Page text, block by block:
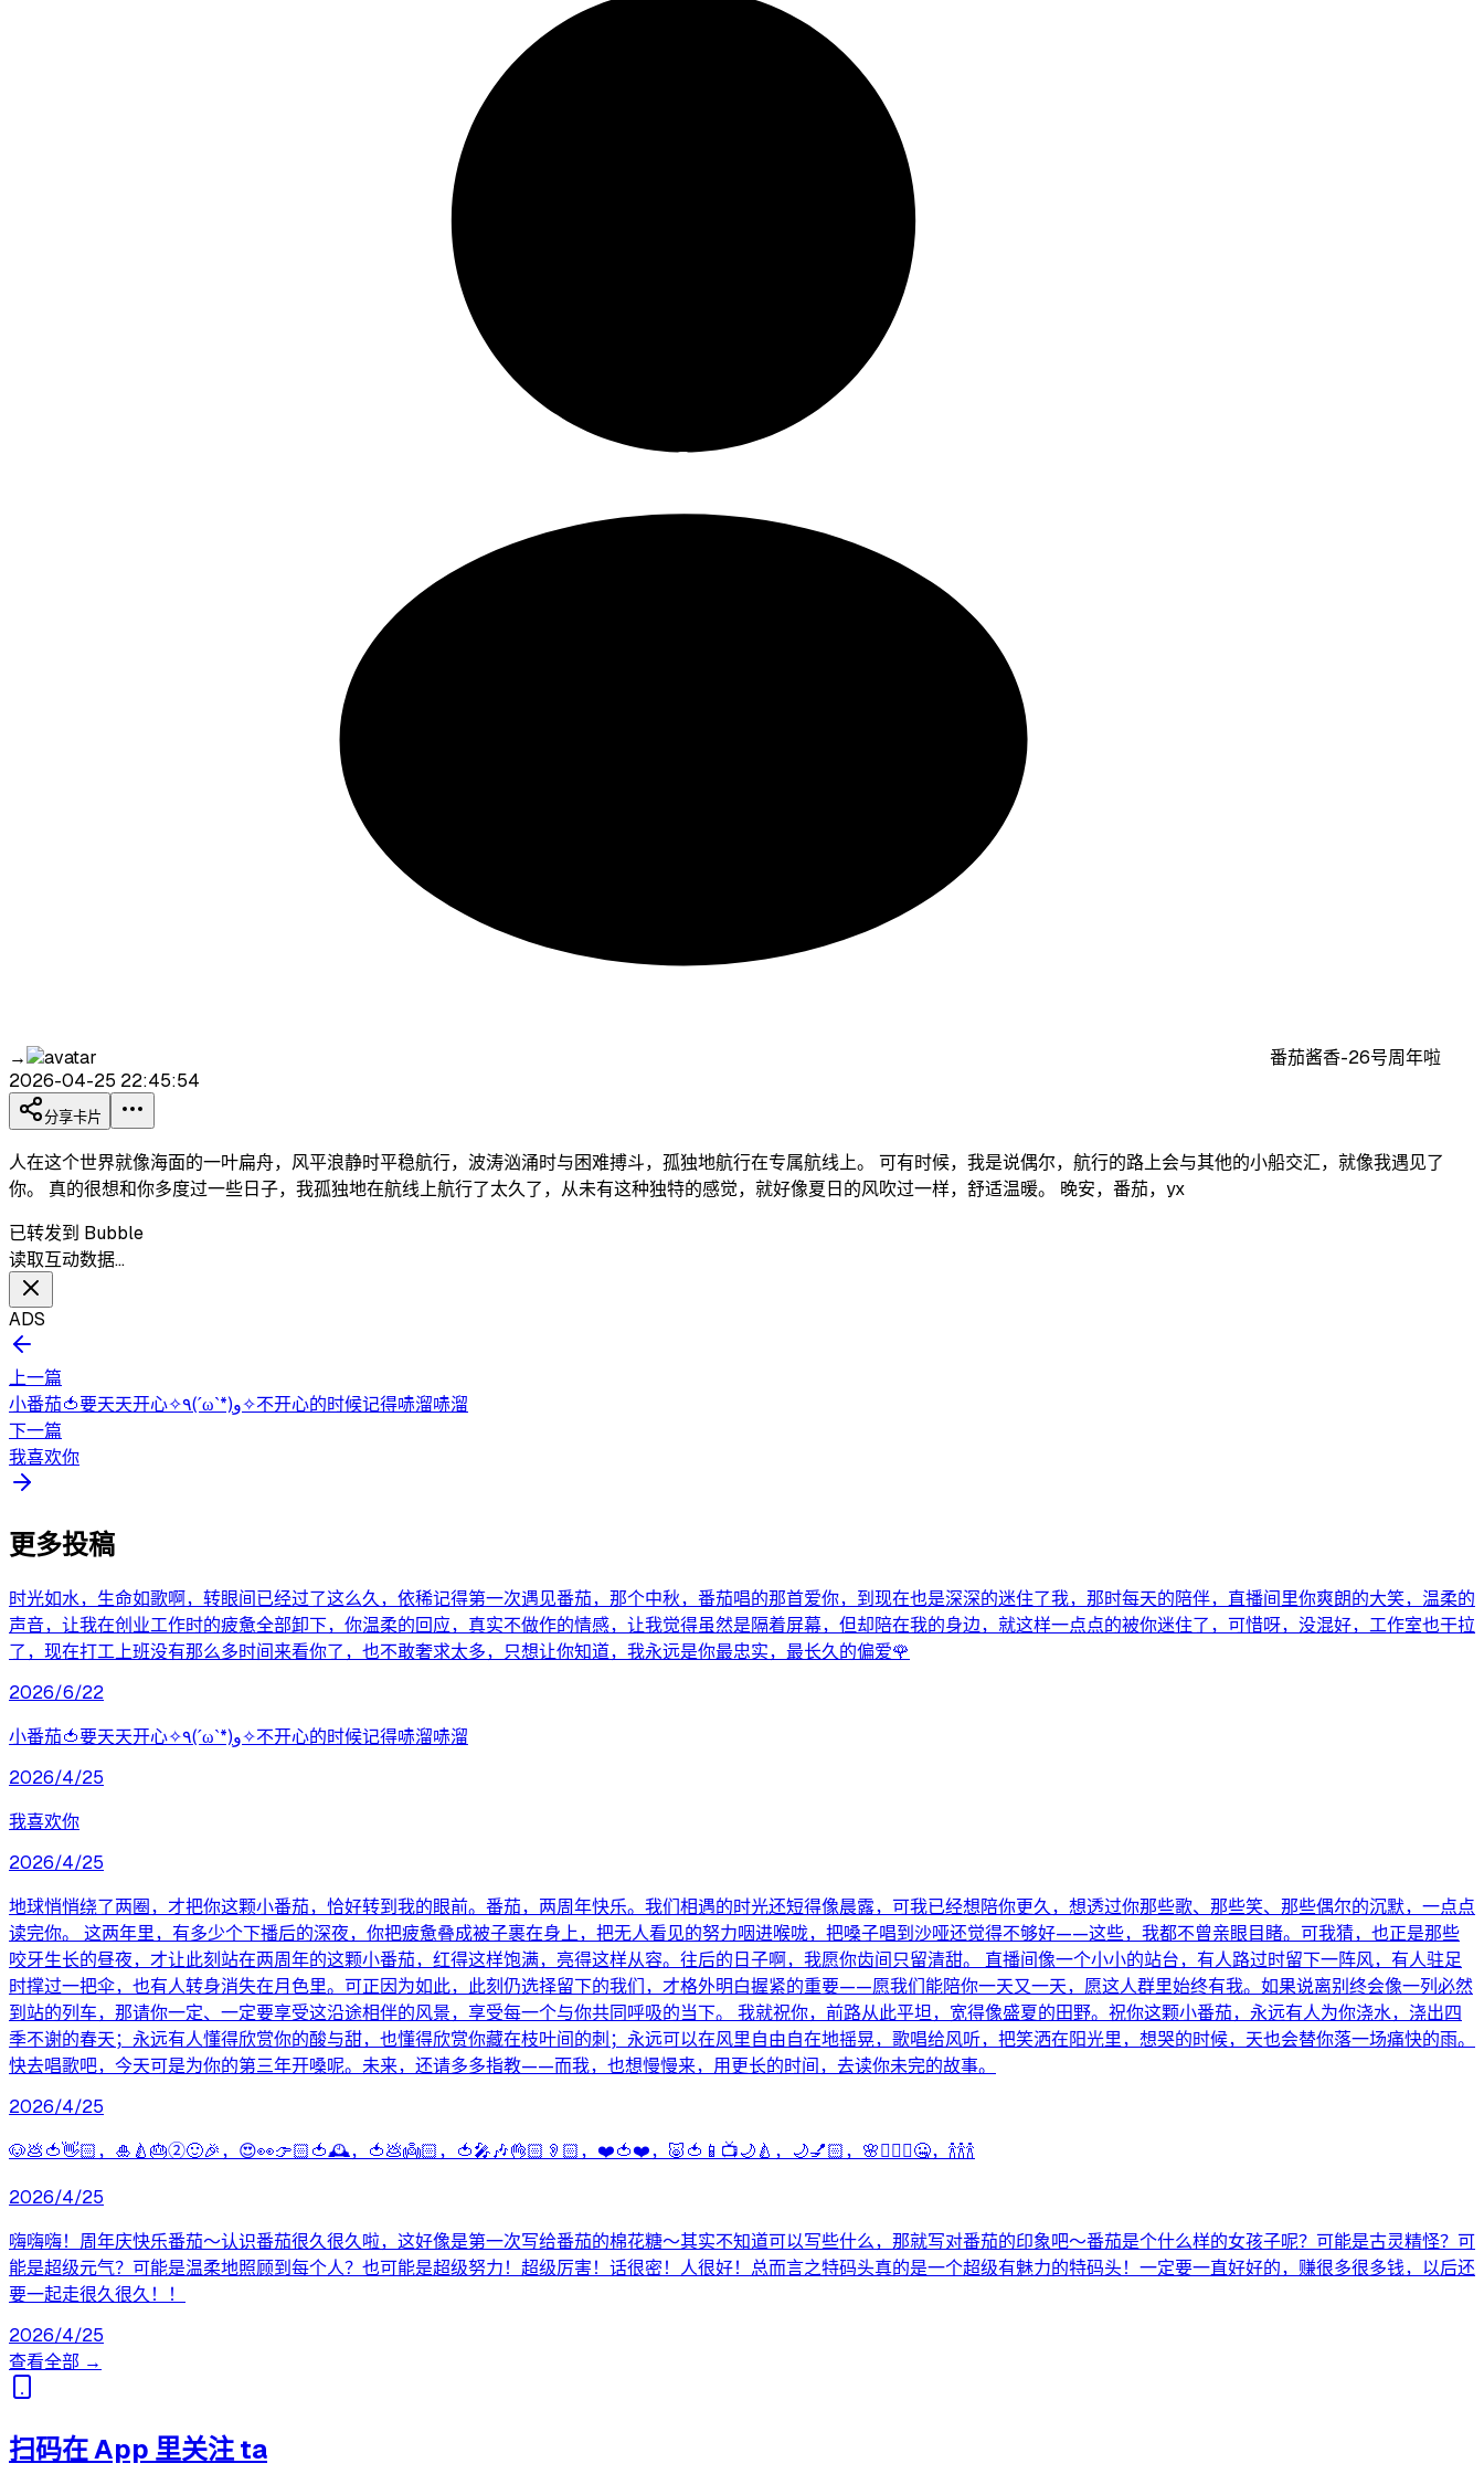
→
番茄酱香-26号周年啦
2026-04-25 22:45:54
分享卡片
人在这个世界就像海面的一叶扁舟，风平浪静时平稳航行，波涛汹涌时与困难搏斗，孤独地航行在专属航线上。 可有时候，我是说偶尔，航行的路上会与其他的小船交汇，就像我遇见了
你。 真的很想和你多度过一些日子，我孤独地在航线上航行了太久了，从未有这种独特的感觉，就好像夏日的风吹过一样，舒适温暖。 晚安，番茄，yx
已转发到 Bubble
读取互动数据…
ADS
上一篇
小番茄🍅要天天开心✧٩(ˊωˋ*)و✧不开心的时候记得哧溜哧溜
下一篇
我喜欢你
更多投稿
时光如水，生命如歌啊，转眼间已经过了这么久，依稀记得第一次遇见番茄，那个中秋，番茄唱的那首爱你，到现在也是深深的迷住了我，那时每天的陪伴，直播间里你爽朗的大笑，温柔的
声音，让我在创业工作时的疲惫全部卸下，你温柔的回应，真实不做作的情感，让我觉得虽然是隔着屏幕，但却陪在我的身边，就这样一点点的被你迷住了，可惜呀，没混好，工作室也干拉
了，现在打工上班没有那么多时间来看你了，也不敢奢求太多，只想让你知道，我永远是你最忠实，最长久的偏爱🌹
2026/6/22
小番茄🍅要天天开心✧٩(ˊωˋ*)و✧不开心的时候记得哧溜哧溜
2026/4/25
我喜欢你
2026/4/25
地球悄悄绕了两圈，才把你这颗小番茄，恰好转到我的眼前。番茄，两周年快乐。我们相遇的时光还短得像晨露，可我已经想陪你更久，想透过你那些歌、那些笑、那些偶尔的沉默，一点点
读完你。 这两年里，有多少个下播后的深夜，你把疲惫叠成被子裹在身上，把无人看见的努力咽进喉咙，把嗓子唱到沙哑还觉得不够好——这些，我都不曾亲眼目睹。可我猜，也正是那些
咬牙生长的昼夜，才让此刻站在两周年的这颗小番茄，红得这样饱满，亮得这样从容。往后的日子啊，我愿你齿间只留清甜。 直播间像一个小小的站台，有人路过时留下一阵风，有人驻足
时撑过一把伞，也有人转身消失在月色里。可正因为如此，此刻仍选择留下的我们，才格外明白握紧的重要——愿我们能陪你一天又一天，愿这人群里始终有我。如果说离别终会像一列必然
到站的列车，那请你一定、一定要享受这沿途相伴的风景，享受每一个与你共同呼吸的当下。 我就祝你，前路从此平坦，宽得像盛夏的田野。祝你这颗小番茄，永远有人为你浇水，浇出四
季不谢的春天；永远有人懂得欣赏你的酸与甜，也懂得欣赏你藏在枝叶间的刺；永远可以在风里自由自在地摇晃，歌唱给风听，把笑洒在阳光里，想哭的时候，天也会替你落一场痛快的雨。
快去唱歌吧，今天可是为你的第三年开嗓呢。未来，还请多多指教——而我，也想慢慢来，用更长的时间，去读你未完的故事。
2026/4/25
🐶💩🍅👋🏻，🎍🍐🎂②🙂🎉，😍👀👉🏻🍅🕰️，🍅💩👼🏻，🍅🎤🎶👌🏻👂🏻，❤️🍅❤️，🐷🍅📱📺🌙🍐，🌙💅🏻，🌸🙅🏻‍♂️🤐，🍾🍾🍾
2026/4/25
嗨嗨嗨！周年庆快乐番茄～认识番茄很久很久啦，这好像是第一次写给番茄的棉花糖～其实不知道可以写些什么，那就写对番茄的印象吧～番茄是个什么样的女孩子呢？可能是古灵精怪？可
能是超级元气？可能是温柔地照顾到每个人？也可能是超级努力！超级厉害！话很密！人很好！总而言之特码头真的是一个超级有魅力的特码头！一定要一直好好的，赚很多很多钱，以后还
要一起走很久很久！！
2026/4/25
查看全部 →
扫码在 App 里关注 ta